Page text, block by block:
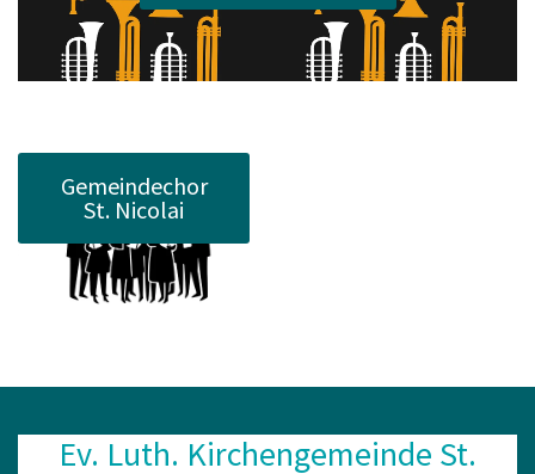
Gemeindechor
St. Nicolai
Ev. Luth. Kirchengemeinde St.